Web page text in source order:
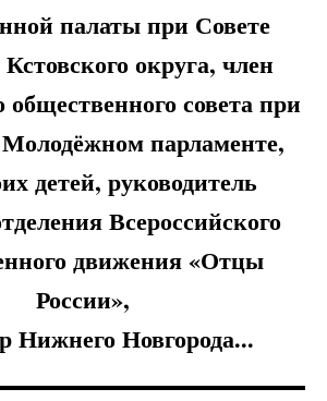
палаты при Совете
округа, член
общественного совета при
парламенте,
детей, руководитель
Всероссийского
движения «Отцы
России»,
Нижнего Новгорода...